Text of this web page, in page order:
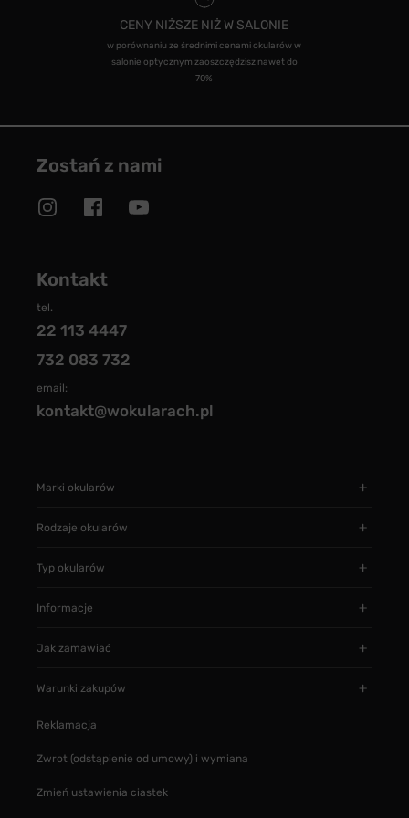
CENY NIŻSZE NIŻ W SALONIE
w porównaniu ze średnimi cenami okularów w
salonie optycznym zaoszczędzisz nawet do
70%
Zostań z nami
Kontakt
tel.
22 113 4447
732 083 732
email:
kontakt@wokularach.pl
Marki okularów
Rodzaje okularów
Typ okularów
Informacje
Jak zamawiać
Warunki zakupów
Reklamacja
Zwrot (odstąpienie od umowy) i wymiana
Zmień ustawienia ciastek